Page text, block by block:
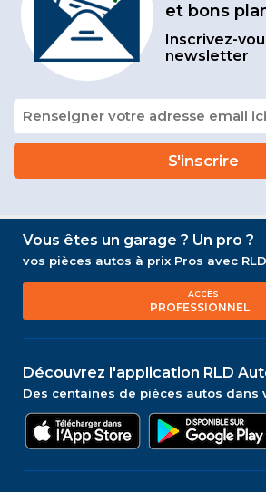
et bons
Inscrivez-
newsletter
Vous êtes un garage ? Un pro ?
vos pièces autos à prix Pros avec
ACCÈS
PROFESSIONNEL
Découvrez l'application RLD
Des centaines de pièces autos dans